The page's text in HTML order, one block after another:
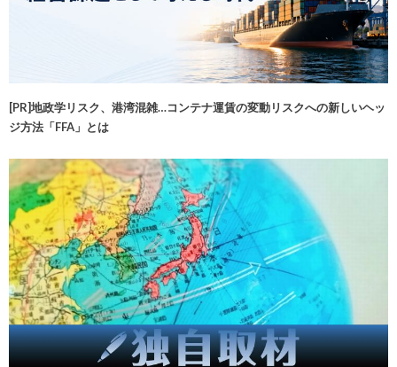
[PR]地政学リスク、港湾混雑…コンテナ運賃の変動リスクへの新しいヘッ
ジ方法「FFA」とは